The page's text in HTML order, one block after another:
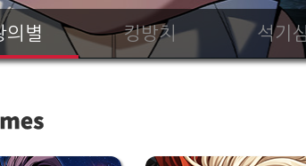
의별 킹방치 석기